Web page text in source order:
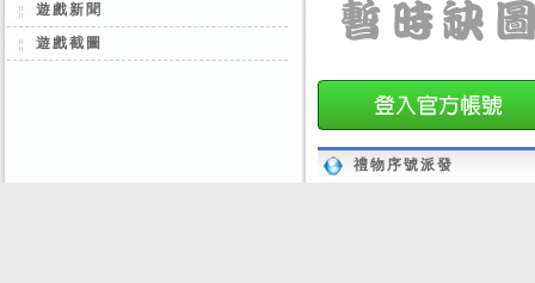
遊戲新聞
遊戲截圖
禮物序號派發